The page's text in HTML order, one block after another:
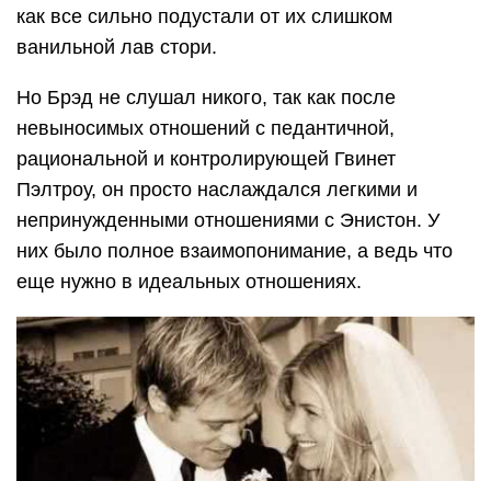
как все сильно подустали от их слишком
ванильной лав стори.
Но Брэд не слушал никого, так как после
невыносимых отношений с педантичной,
рациональной и контролирующей Гвинет
Пэлтроу, он просто наслаждался легкими и
непринужденными отношениями с Энистон. У
них было полное взаимопонимание, а ведь что
еще нужно в идеальных отношениях.